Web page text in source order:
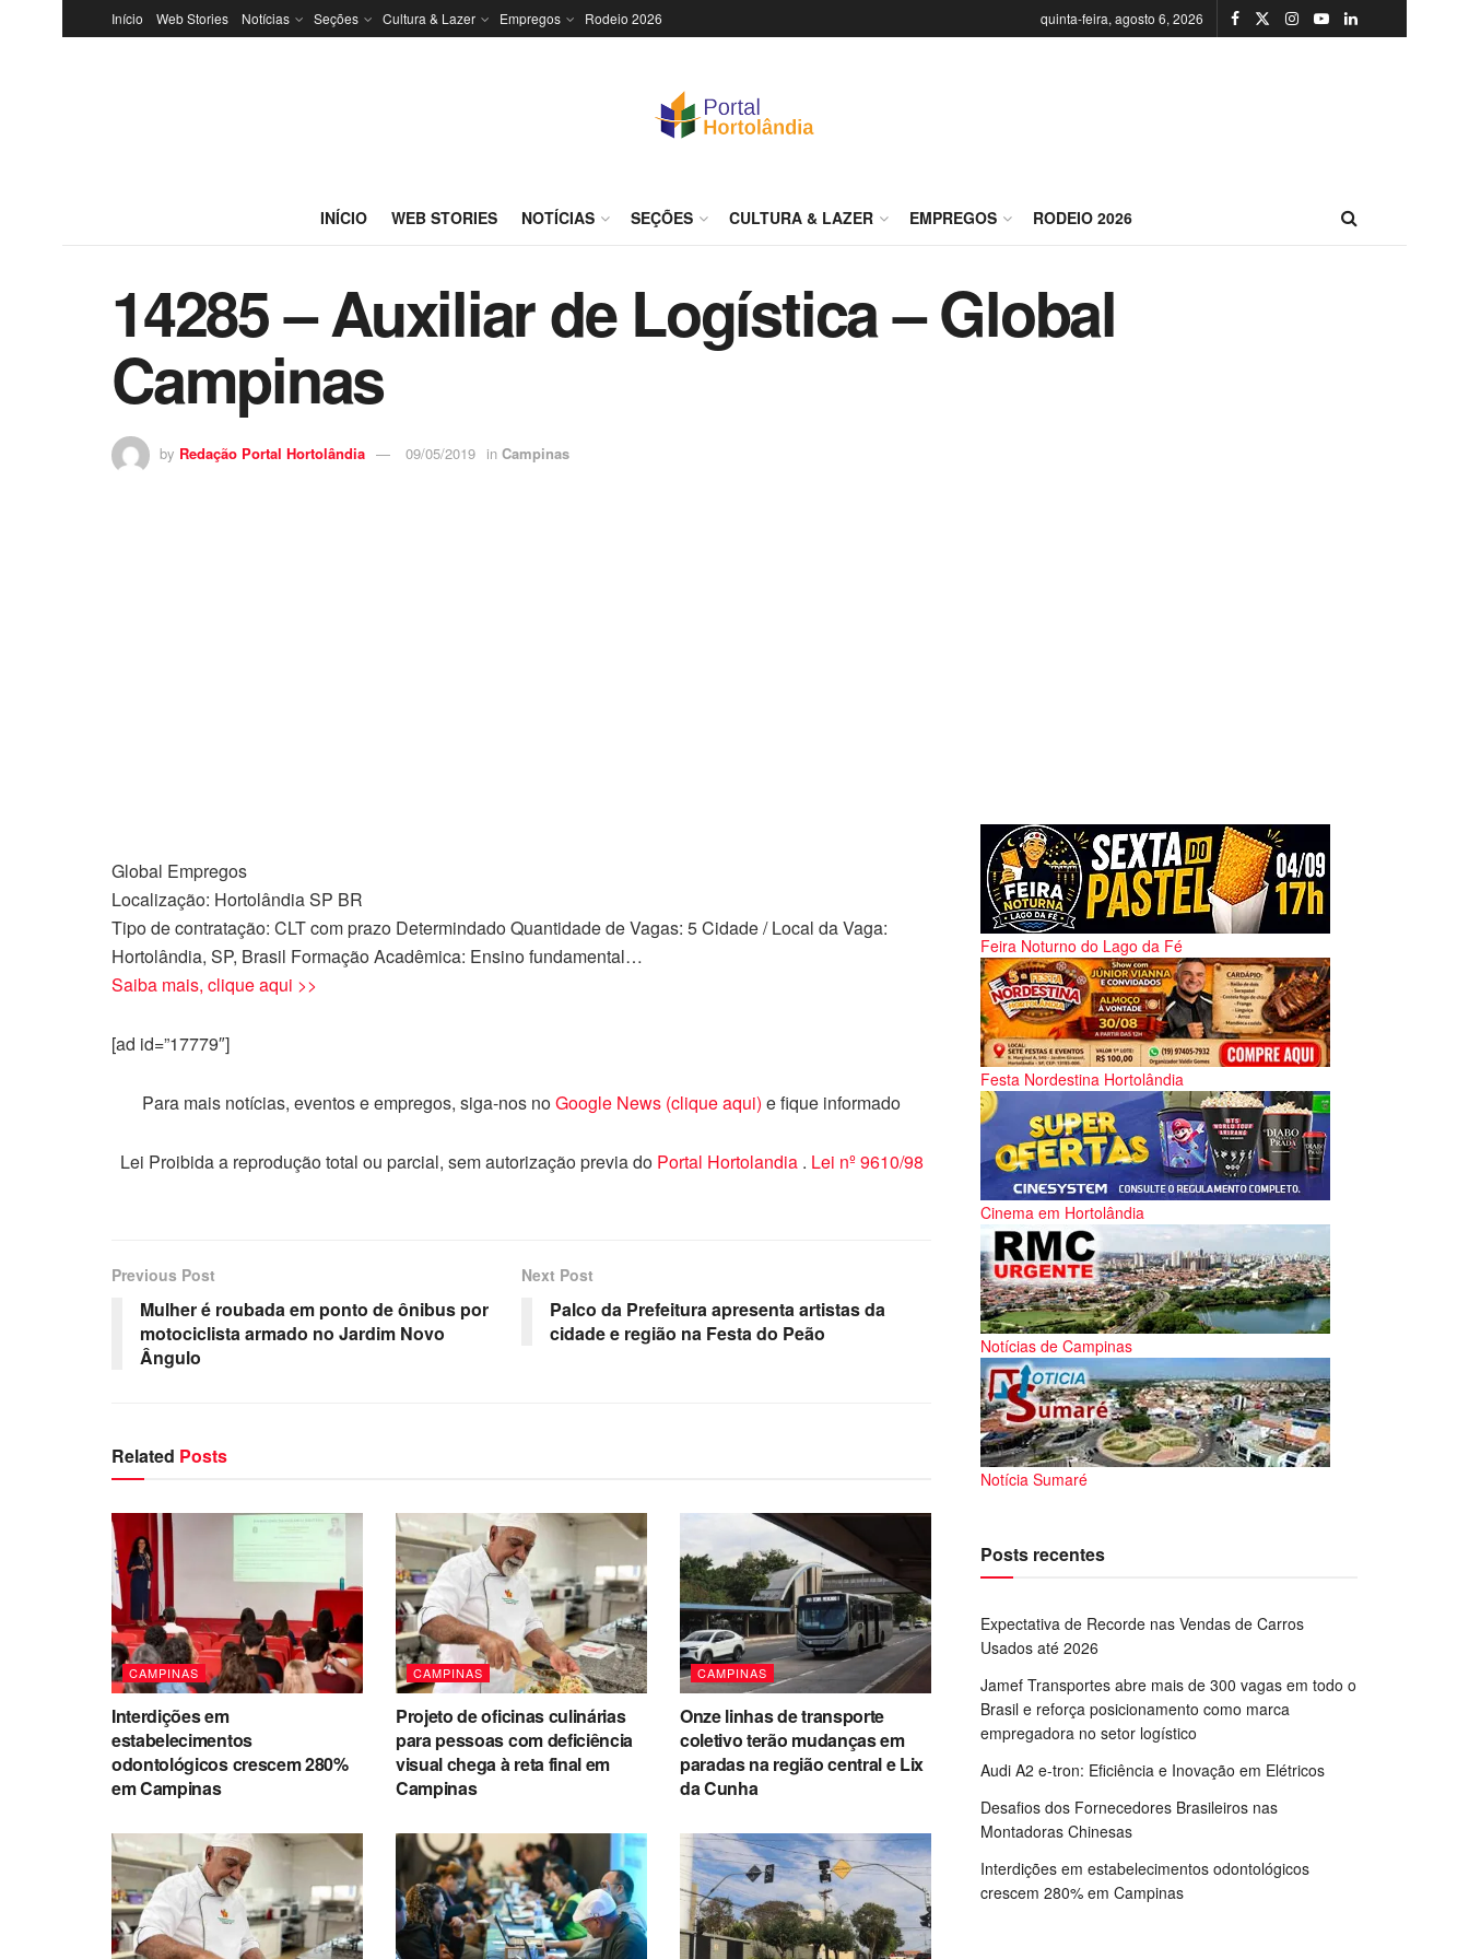
Início Web Stories Notícias Seções Cultura & Lazer Empregos Rodeio 2026 quinta-feira, agosto 6, 2026
INÍCIO WEB STORIES NOTÍCIAS SEÇÕES CULTURA & LAZER EMPREGOS RODEIO 2026
14285 – Auxiliar de Logística – Global
Campinas
by Redação Portal Hortolândia 09/05/2019 in Campinas
Global Empregos
Localização: HortolândiaSP BR
Tipo de contratação: CLT com prazo Determindado Quantidade de Vagas: 5 Cidade / Local da Vaga:
Hortolândia, SP, Brasil Formação Acadêmica: Ensino fundamental…
Saiba mais, clique aqui >>
[ad id=”17779″]
Para mais notícias, eventos e empregos, siga-nos noGoogle News (clique aqui) e fique informado
Lei Proibida a reprodução total ou parcial, sem autorização previa do Portal Hortolandia . Lei nº 9610/98
Previous Post
Mulher é roubada em ponto de ônibus por
motociclista armado no Jardim Novo
Ângulo
Next Post
Palco da Prefeitura apresenta artistas da
cidade e região na Festa do Peão
Related Posts
CAMPINAS
Interdições em
estabelecimentos
odontológicos crescem 280%
em Campinas
CAMPINAS
Projeto de oficinas culinárias
para pessoas com deficiência
visual chega à reta final em
Campinas
CAMPINAS
Onze linhas de transporte
coletivo terão mudanças em
paradas na região central e Lix
da Cunha
Feira Noturno do Lago da Fé
Festa Nordestina Hortolândia
Cinema em Hortolândia
Notícias de Campinas
Notícia Sumaré
Posts recentes
Expectativa de Recorde nas Vendas de Carros
Usados até 2026
Jamef Transportes abre mais de 300 vagas em todo o
Brasil e reforça posicionamento como marca
empregadora no setor logístico
Audi A2 e-tron: Eficiência e Inovação em Elétricos
Desafios dos Fornecedores Brasileiros nas
Montadoras Chinesas
Interdições em estabelecimentos odontológicos
crescem 280% em Campinas